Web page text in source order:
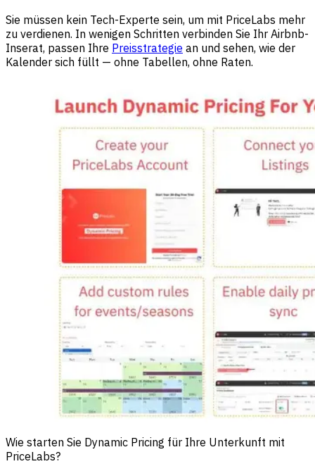
Sie müssen kein Tech-Experte sein, um mit PriceLabs mehr
zu verdienen. In wenigen Schritten verbinden Sie Ihr Airbnb-
Inserat, passen Ihre Preisstrategie an und sehen, wie der
Kalender sich füllt — ohne Tabellen, ohne Raten.
Wie starten Sie Dynamic Pricing für Ihre Unterkunft mit
PriceLabs?